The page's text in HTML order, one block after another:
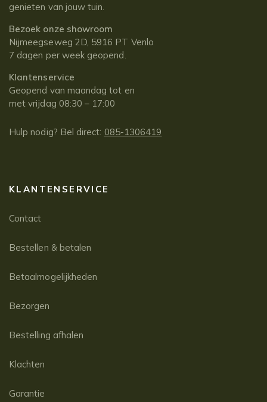
genieten van jouw tuin.
Bezoek onze showroom
Nijmeegseweg 2D, 5916 PT Venlo
7 dagen per week geopend.
Klantenservice
Geopend van maandag tot en
met vrijdag 08:30 – 17:00
Hulp nodig? Bel direct: 085-1306419
KLANTENSERVICE
Contact
Bestellen & betalen
Betaalmogelijkheden
Bezorgen
Bestelling afhalen
Klachten
Garantie